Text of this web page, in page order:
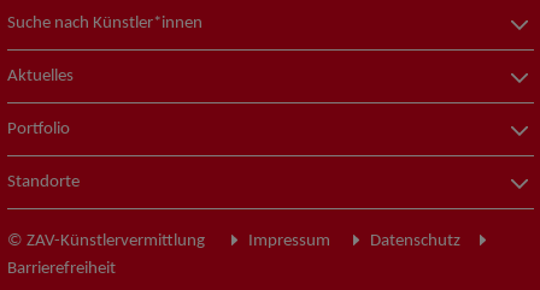
Suche nach Künstler*innen
Aktuelles
Portfolio
Standorte
© ZAV-Künstlervermittlung Impressum
Datenschutz
Barrierefreiheit